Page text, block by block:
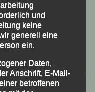
und
keine
generell eine
ein.
Daten,
Anschrift, E-Mail-
betroffenen